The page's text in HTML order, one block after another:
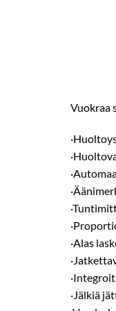
Vuokraa
·Alas
·Jälkiä